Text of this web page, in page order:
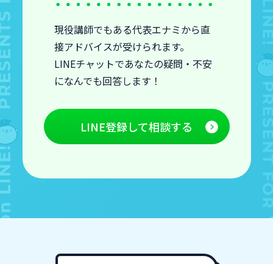
現役講師でもある代表エナミから直
接アドバイスが受けられます。
LINEチャットであなたの疑問・不安
になんでも回答します！
LINE登録して相談する